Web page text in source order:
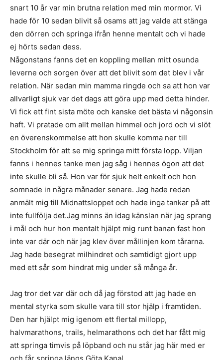
snart 10 år var min brutna relation med min mormor. Vi
hade för 10 sedan blivit så osams att jag valde att stänga
den dörren och springa ifrån henne mentalt och vi hade
ej hörts sedan dess.
Någonstans fanns det en koppling mellan mitt osunda
leverne och sorgen över att det blivit som det blev i vår
relation. När sedan min mamma ringde och sa att hon var
allvarligt sjuk var det dags att göra upp med detta hinder.
Vi fick ett fint sista möte och kanske det bästa vi någonsin
haft. Vi pratade om allt mellan himmel och jord och vi slöt
en överenskommelse att hon skulle komma ner till
Stockholm för att se mig springa mitt första lopp. Viljan
fanns i hennes tanke men jag såg i hennes ögon att det
inte skulle bli så. Hon var för sjuk helt enkelt och hon
somnade in några månader senare. Jag hade redan
anmält mig till Midnattsloppet och hade inga tankar på att
inte fullfölja det.Jag minns än idag känslan när jag sprang
i mål och hur hon mentalt hjälpt mig runt banan fast hon
inte var där och när jag klev över mållinjen kom tårarna.
Jag hade besegrat milhindret och samtidigt gjort upp
med ett sår som hindrat mig under så många år.
Jag tror det var där och då jag förstod att jag hade en
mental styrka som skulle vara till stor hjälp i framtiden.
Den har hjälpt mig igenom ett flertal millopp,
halvmarathons, trails, helmarathons och det har fått mig
att springa timvis på löpband och nu står jag här med er